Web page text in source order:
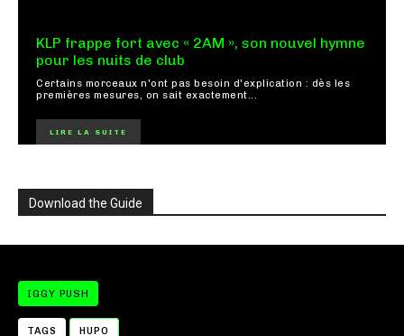
KLP frappe fort avec « 2AM », son nouvel hymne
pour les nuits de club
Certains morceaux n'ont pas besoin d'explication : dès les
premières mesures, on sait exactement...
LIRE LA SUITE
Download the Guide
IGGY PUSH
TAGS HUPO